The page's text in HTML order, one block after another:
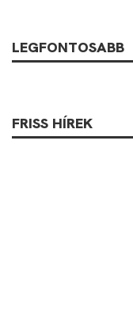
LEGFONTOSABB
FRISS HÍREK